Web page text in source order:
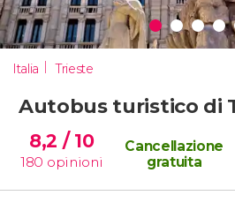
Italia Trieste
Autobus turistico di
8,2 / 10
180 opinioni
Cancellazione
gratuita